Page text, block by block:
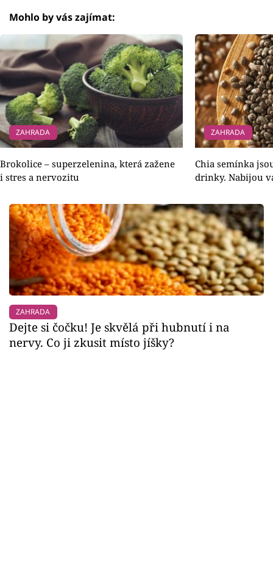
Mohlo by vás zajímat:
ZAHRADA
Brokolice – superzelenina, která zažene
i stres a nervozitu
ZAHRADA
Chia semínka
drinky. Nabijou
ZAHRADA
Dejte si čočku! Je skvělá při hubnutí i na
nervy. Co ji zkusit místo jíšky?